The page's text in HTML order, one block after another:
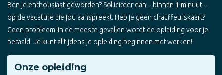
Ben je enthousiast geworden? Solliciteer dan – binnen 1 minuut –
op de vacature die jou aanspreekt. Heb je geen chauffeurskaart?
Geen probleem! In de meeste gevallen wordt de opleiding voor je
betaald. Je kunt al tijdens je opleiding beginnen met werken!
Onze opleiding